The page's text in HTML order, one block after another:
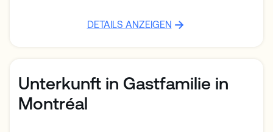
DETAILS ANZEIGEN
Unterkunft in Gastfamilie in
Montréal